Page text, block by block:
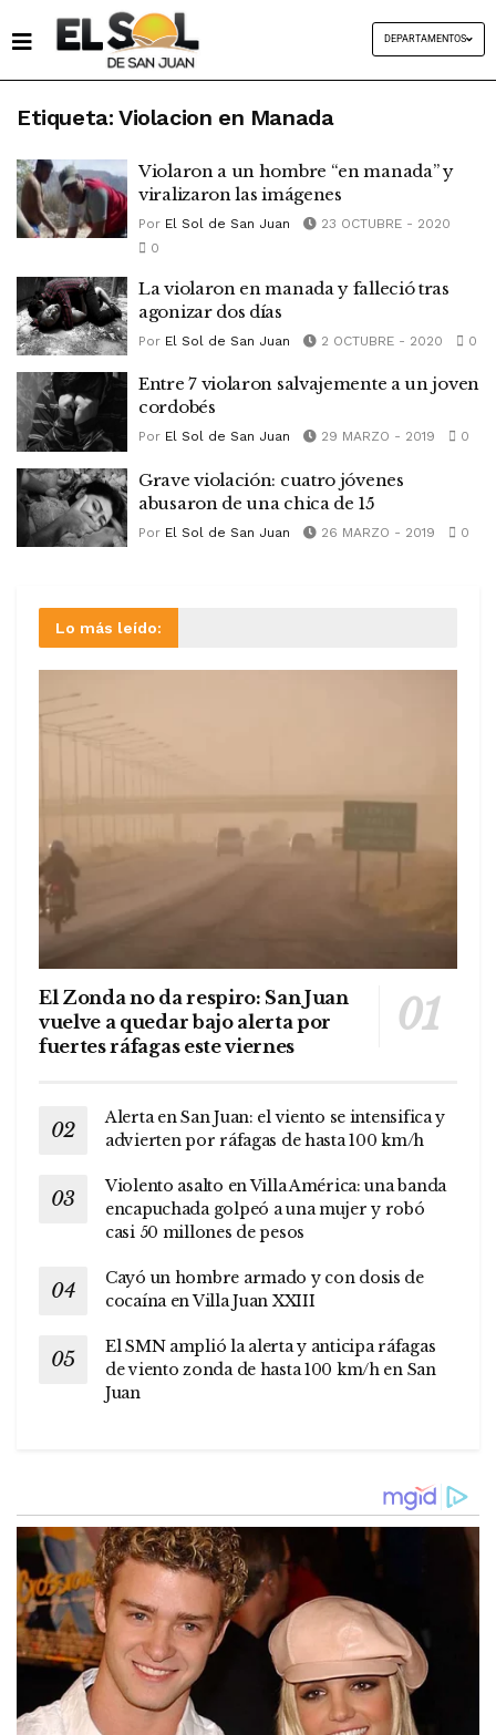
DEPARTAMENTOS
Etiqueta: Violacion en Manada
Violaron a un hombre “en manada” y
viralizaron las imágenes
Por El Sol de San Juan
23 OCTUBRE - 2020
0
La violaron en manada y falleció tras
agonizar dos días
Por El Sol de San Juan 2 OCTUBRE - 2020 0
Entre 7 violaron salvajemente a un joven
cordobés
Por El Sol de San Juan 29 MARZO - 2019 0
Grave violación: cuatro jóvenes
abusaron de una chica de 15
Por El Sol de San Juan 26 MARZO - 2019 0
Lo más leído:
El Zonda no da respiro: San Juan
vuelve a quedar bajo alerta por
fuertes ráfagas este viernes
Alerta en San Juan: el viento se intensifica y
advierten por ráfagas de hasta 100 km/h
Violento asalto en Villa América: una banda
encapuchada golpeó a una mujer y robó
casi 50 millones de pesos
Cayó un hombre armado y con dosis de
cocaína en Villa Juan XXIII
El SMN amplió la alerta y anticipa ráfagas
de viento zonda de hasta 100 km/h en San
Juan